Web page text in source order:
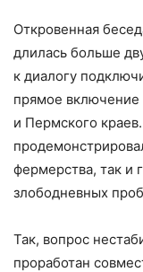
Откровенная
длилась больше
к диалогу
прямое включение
и Пермского
фермерства, так и
злободневных
Так, вопрос
проработан